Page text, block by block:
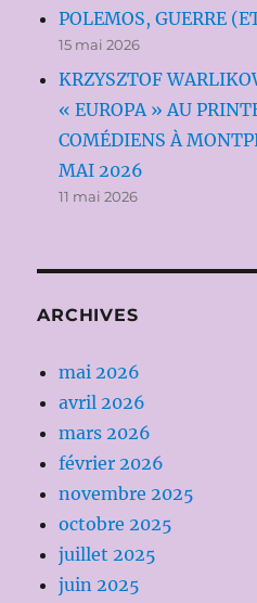
POLEMOS, GUERRE
15 mai 2026
KRZYSZTOF
« EUROPA » AU
COMÉDIENS À
MAI 2026
11 mai 2026
ARCHIVES
mai 2026
avril 2026
mars 2026
février 2026
novembre 2025
octobre 2025
juillet 2025
juin 2025